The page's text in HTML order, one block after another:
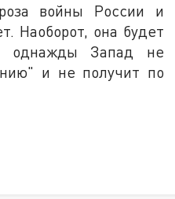
войны России и
Наоборот, она будет
однажды Запад не
и не получит по